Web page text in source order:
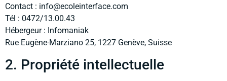
Contact : info@ecoleinterface.com
Tél : 0472/13.00.43
Hébergeur : Infomaniak
Rue Eugène-Marziano 25, 1227 Genève, Suisse
2. Propriété intellectuelle